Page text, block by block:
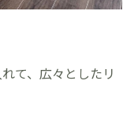
て、広々としたリ